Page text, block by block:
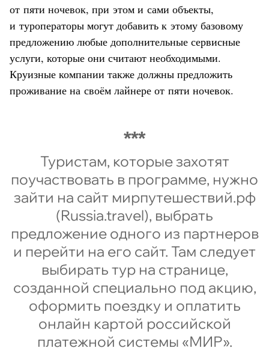
от пяти ночевок, при этом и сами объекты,
и туроператоры могут добавить к этому базовому
предложению любые дополнительные сервисные
услуги, которые они считают необходимыми.
Круизные компании также должны предложить
проживание на своём лайнере от пяти ночевок.
Туристам, которые захотят
поучаствовать в программе, нужно
зайти на сайт мирпутешествий.рф
(Russia.travel), выбрать
предложение одного из партнеров
и перейти на его сайт. Там следует
выбирать тур на странице,
созданной специально под акцию,
оформить поездку и оплатить
онлайн картой российской
платежной системы «МИР».